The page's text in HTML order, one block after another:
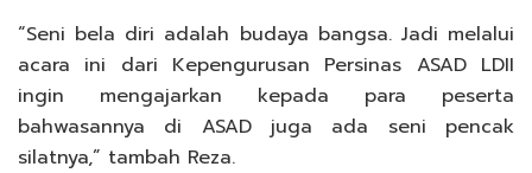
“Seni bela diri adalah budaya bangsa. Jadi melalui
acara ini dari Kepengurusan Persinas ASAD LDII
ingin mengajarkan kepada para peserta
bahwasannya di ASAD juga ada seni pencak
silatnya,” tambah Reza.